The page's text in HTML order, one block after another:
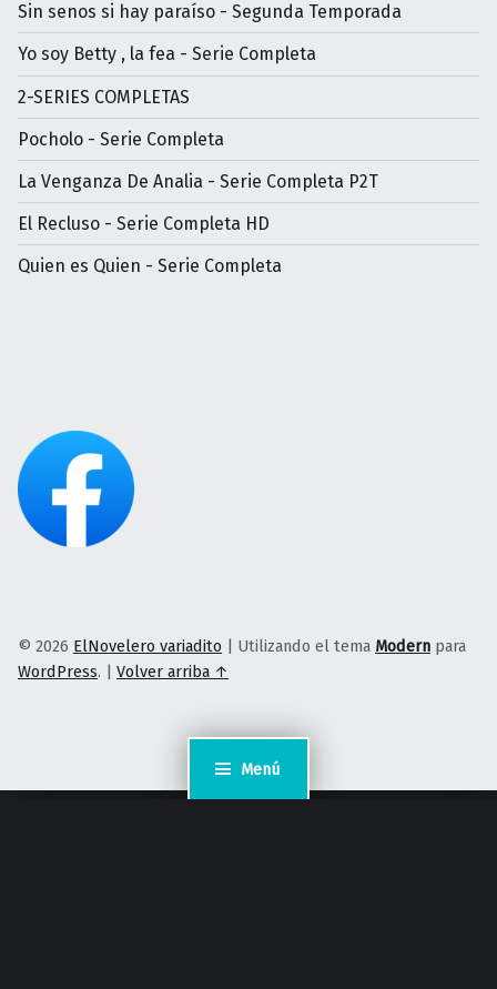
Menú
Sin senos si hay paraíso - Segunda Temporada
Yo soy Betty , la fea - Serie Completa
2-SERIES COMPLETAS
Pocholo - Serie Completa
La Venganza De Analia - Serie Completa P2T
El Recluso - Serie Completa HD
Quien es Quien - Serie Completa
© 2026 ElNovelero variadito | Utilizando el tema Modern para
WordPress. | Volver arriba ↑